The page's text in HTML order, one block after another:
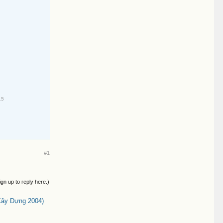
#1
up to reply here.)
Dựng 2004)